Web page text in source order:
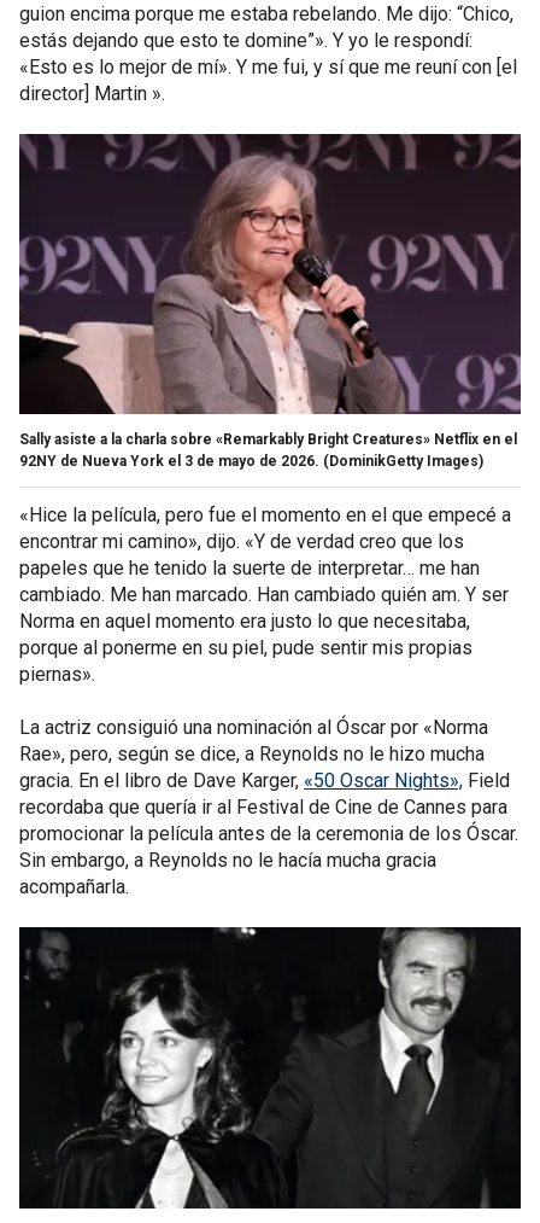
guion encima porque me estaba rebelando. Me dijo: “Chico,
estás dejando que esto te domine”». Y yo le respondí:
«Esto es lo mejor de mí». Y me fui, y sí que me reuní con [el
director] Martin ».
Sally asiste a la charla sobre «Remarkably Bright Creatures» Netflix en el
92NY de Nueva York el 3 de mayo de 2026. (DominikGetty Images)
«Hice la película, pero fue el momento en el que empecé a
encontrar mi camino», dijo. «Y de verdad creo que los
papeles que he tenido la suerte de interpretar… me han
cambiado. Me han marcado. Han cambiado quién am. Y ser
Norma en aquel momento era justo lo que necesitaba,
porque al ponerme en su piel, pude sentir mis propias
piernas».
La actriz consiguió una nominación al Óscar por «Norma
Rae», pero, según se dice, a Reynolds no le hizo mucha
gracia. En el libro de Dave Karger, «50 Oscar Nights», Field
recordaba que quería ir al Festival de Cine de Cannes para
promocionar la película antes de la ceremonia de los Óscar.
Sin embargo, a Reynolds no le hacía mucha gracia
acompañarla.